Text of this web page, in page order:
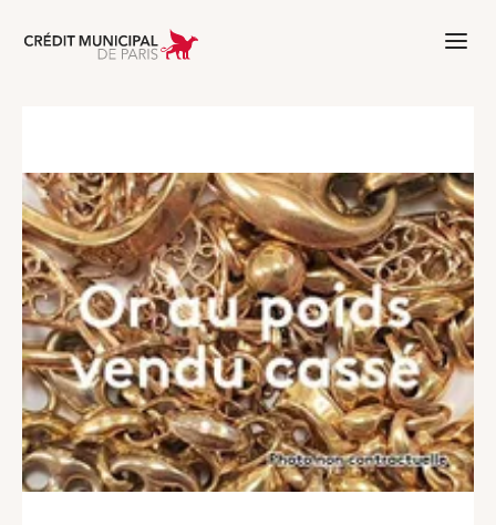
Aller à l'accueil de Crédit Municipal